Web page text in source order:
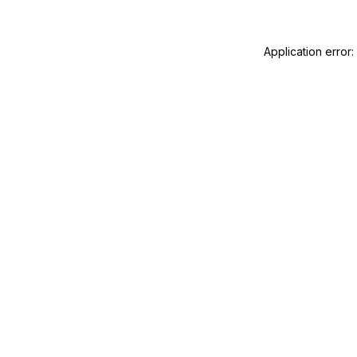
Application